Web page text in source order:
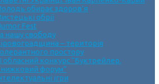
обирає здоров’я
обрії
Fest
нашу свободу
– територія
простору
обласний конкурс “Буктрейлер.
форум”
ігри